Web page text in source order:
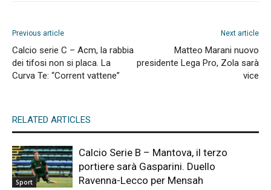
Previous article
Calcio serie C – Acm, la rabbia
dei tifosi non si placa. La
Curva Te: “Corrent vattene”
Next article
Matteo Marani nuovo
presidente Lega Pro, Zola sarà
vice
RELATED ARTICLES
Sport
Calcio Serie B – Mantova, il terzo
portiere sarà Gasparini. Duello
Ravenna-Lecco per Mensah